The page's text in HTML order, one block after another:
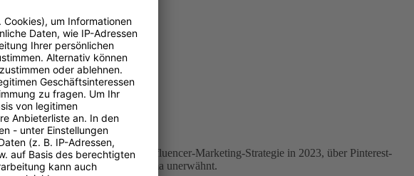
Influencer. Von der richtigen Influencer-Marketing-Strategie in 2023, über Pinterest-
bleibt kein aktuelles Social-Thema unerwähnt.